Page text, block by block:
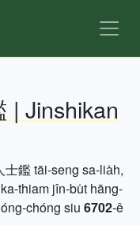
| Jinshikan
鑑 tāi-seng sa-lia̍h,
thiam jîn-bu̍t hāng-
chóng siu 6702-ê